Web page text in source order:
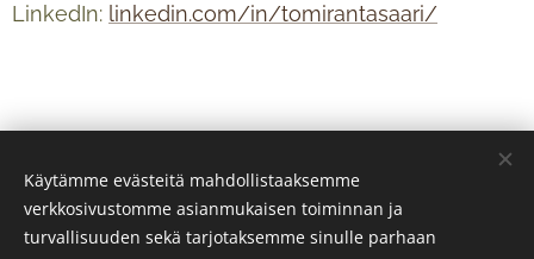
LinkedIn: linkedin.com/in/tomirantasaari/
Käytämme evästeitä mahdollistaaksemme
verkkosivustomme asianmukaisen toiminnan ja
turvallisuuden sekä tarjotaksemme sinulle parhaan